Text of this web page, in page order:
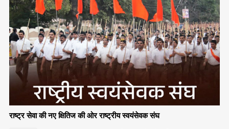
राष्ट्र सेवा की नए क्षितिज की ओर राष्ट्रीय स्वयंसेवक संघ